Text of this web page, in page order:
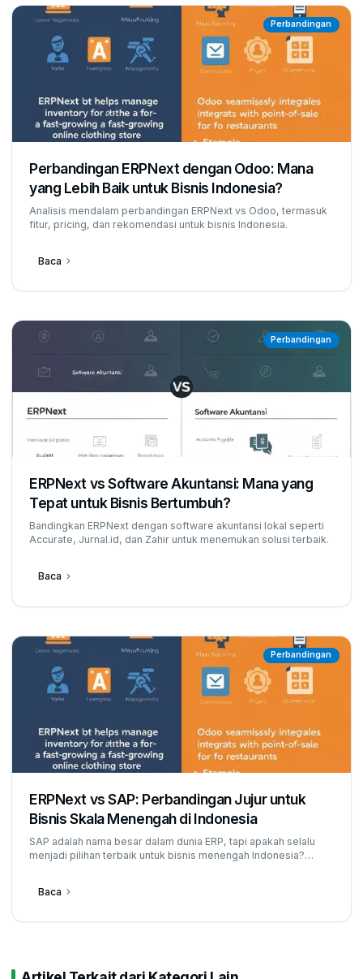
Perbandingan
Perbandingan ERPNext dengan Odoo: Mana
yang Lebih Baik untuk Bisnis Indonesia?
Analisis mendalam perbandingan ERPNext vs Odoo, termasuk
fitur, pricing, dan rekomendasi untuk bisnis Indonesia.
Baca
Perbandingan
ERPNext vs Software Akuntansi: Mana yang
Tepat untuk Bisnis Bertumbuh?
Bandingkan ERPNext dengan software akuntansi lokal seperti
Accurate, Jurnal.id, dan Zahir untuk menemukan solusi terbaik.
Baca
Perbandingan
ERPNext vs SAP: Perbandingan Jujur untuk
Bisnis Skala Menengah di Indonesia
SAP adalah nama besar dalam dunia ERP, tapi apakah selalu
menjadi pilihan terbaik untuk bisnis menengah Indonesia?
Baca